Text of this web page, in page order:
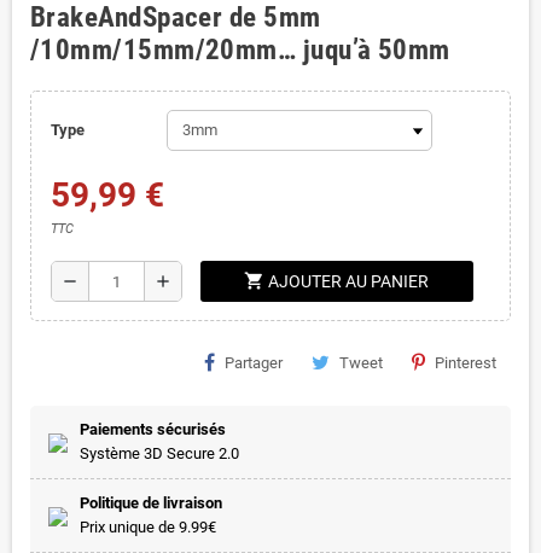
BrakeAndSpacer de 5mm
/10mm/15mm/20mm… juqu’à 50mm
Type
59,99 €
TTC
remove add shopping_cart AJOUTER AU PANIER
Partager Tweet Pinterest
Paiements sécurisés
Système 3D Secure 2.0
Politique de livraison
Prix unique de 9.99€